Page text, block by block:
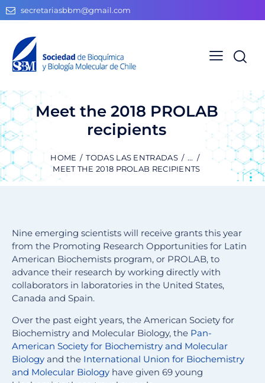
secretariasbbm@gmail.com
Meet the 2018 PROLAB
recipients
HOME TODAS LAS ENTRADAS
...
MEET THE 2018 PROLAB RECIPIENTS
Nine emerging scientists will receive grants this year
from the Promoting Research Opportunities for Latin
American Biochemists program, or PROLAB, to
advance their research by working directly with
collaborators in laboratories in the United States,
Canada and Spain.
Over the past eight years, the American Society for
Biochemistry and Molecular Biology, the Pan-
American Society for Biochemistry and Molecular
Biology and the International Union for Biochemistry
and Molecular Biology have given 69 young